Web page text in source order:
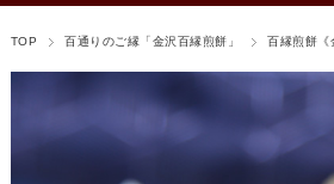
TOP 百通りのご縁「金沢百縁煎餅」 百縁煎餅《